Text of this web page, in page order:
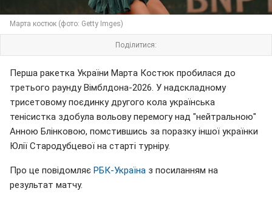
Марта костюк (фото: Getty Imges)
Поділитися:
Перша ракетка України Марта Костюк пробилася до
третього раунду Вімблдона-2026. У надскладному
трисетовому поєдинку другого кола українська
тенісистка здобула вольову перемогу над "нейтральною"
Анною Блінковою, помстившись за поразку іншої українки
Юлії Стародубцевої на старті турніру.
Про це повідомляє РБК-Україна з посиланням на
результат матчу.